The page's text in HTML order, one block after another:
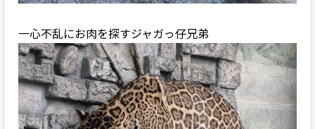
一心不乱にお肉を探すジャガっ仔兄弟